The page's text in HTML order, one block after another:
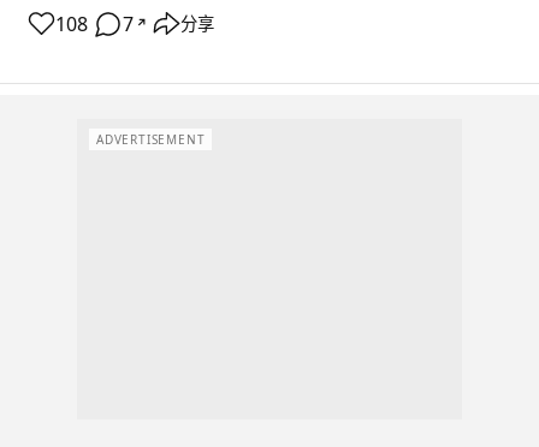
108 7 ↗ 分享
ADVERTISEMENT